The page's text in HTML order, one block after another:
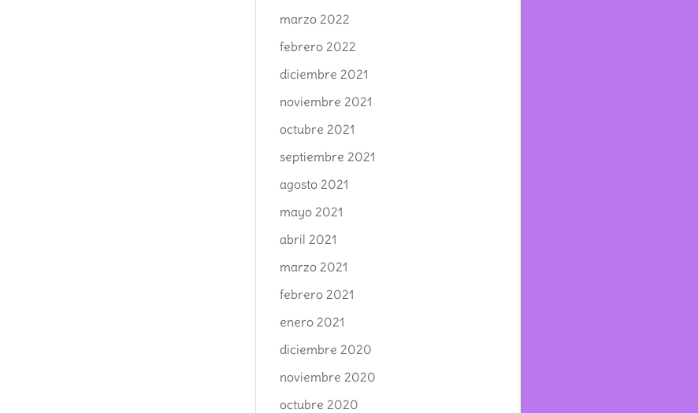
marzo 2022
febrero 2022
diciembre 2021
noviembre 2021
octubre 2021
septiembre 2021
agosto 2021
mayo 2021
abril 2021
marzo 2021
febrero 2021
enero 2021
diciembre 2020
noviembre 2020
octubre 2020